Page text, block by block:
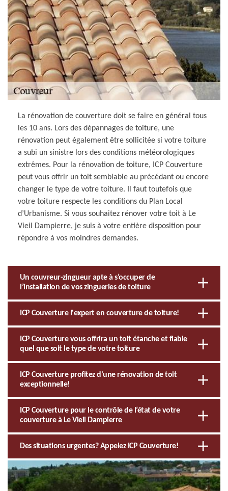
La rénovation de couverture doit se faire en général tous
les 10 ans. Lors des dépannages de toiture, une
rénovation peut également être sollicitée si votre toiture
a subi un sinistre lors des conditions météorologiques
extrêmes. Pour la rénovation de toiture, ICP Couverture
peut vous offrir un toit semblable au précédant ou encore
changer le type de votre toiture. Il faut toutefois que
votre toiture respecte les conditions du Plan Local
d’Urbanisme. Si vous souhaitez rénover votre toit à Le
Vieil Dampierre, je suis à votre entière disposition pour
répondre à vos moindres demandes.
Un couvreur-zingueur apte à s’occuper de
l’installation de vos zingueries de toiture
ICP Couverture l'expert en couverture de toiture!
ICP Couverture vous offrira un toit étanche et fiable
quel que soit le type de votre toiture
ICP Couverture profitez d'une rénovation de toit
exceptionnelle!
ICP Couverture pour le contrôle de l’état de votre
couverture à Le Vieil Dampierre
Des situations urgentes? Appelez ICP Couverture!